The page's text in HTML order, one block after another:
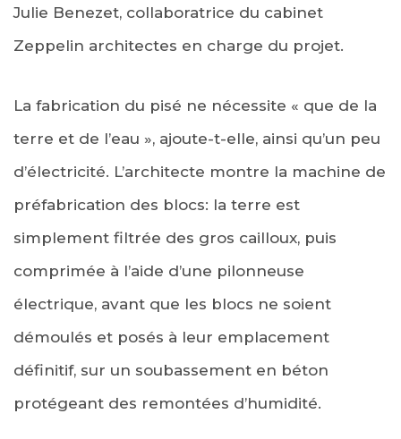
Julie Benezet, collaboratrice du cabinet
Zeppelin architectes en charge du projet.
La fabrication du pisé ne nécessite « que de la
terre et de l’eau », ajoute-t-elle, ainsi qu’un peu
d’électricité. L’architecte montre la machine de
préfabrication des blocs: la terre est
simplement filtrée des gros cailloux, puis
comprimée à l’aide d’une pilonneuse
électrique, avant que les blocs ne soient
démoulés et posés à leur emplacement
définitif, sur un soubassement en béton
protégeant des remontées d’humidité.